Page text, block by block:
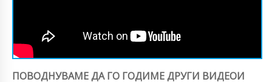
ПОВОДНУВАМЕ ДА ГО ГОДИМЕ ДРУГИ ВИДЕОИ